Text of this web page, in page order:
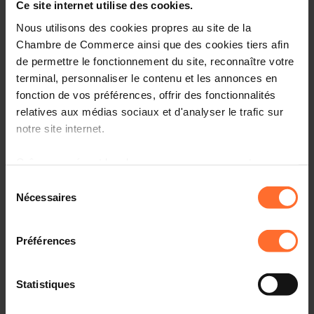
Ce site internet utilise des cookies.
Nous utilisons des cookies propres au site de la
Chambre de Commerce ainsi que des cookies tiers afin
de permettre le fonctionnement du site, reconnaître votre
terminal, personnaliser le contenu et les annonces en
fonction de vos préférences, offrir des fonctionnalités
relatives aux médias sociaux et d'analyser le trafic sur
notre site internet.
à l’exception des cookies strictement nécessaires au
fonctionnement du site. Une description des différents
cookies est accessible sous l’onglet « Détails » ci-
dessus.
Il est précisé que la navigation sur le site et certaines
fonctionnalités (ex : lecture de vidéos, partage sur les
Nécessaires
Préférences
Statistiques
2021
26.04.2022